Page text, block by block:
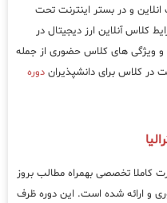
و در بستر اینترنت تحت
کلاس آنلاین ارز دیجیتال در
و ویژگی های کلاس حضوری از جمله
کلاس برای دانشپذیران دوره
کاملا تخصصی بهمراه مطالب بروز
و ارائه شده است. این دوره ظرف